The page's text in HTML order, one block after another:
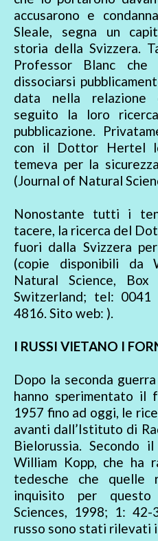
accusarono e
Sleale, segna un
storia della Svizzera.
Professor Blanc
dissociarsi
data nella relazione
seguito la loro
pubblicazione.
con il Dottor Hertel
temeva per la
(Journal of Natural
Nonostante tutti i
tacere, la ricerca del
fuori dalla Svizzera
(copie disponibili da
Natural Science,
Switzerland; tel:
4816. Sito web: ).
I RUSSI VIETANO I
Dopo la seconda
hanno sperimentato il
1957 fino ad oggi, le
avanti dall’Istituto di
Bielorussia. Secondo
William Kopp, che ha
tedesche che
inquisito per
Sciences, 1998; 1:
russo sono stati